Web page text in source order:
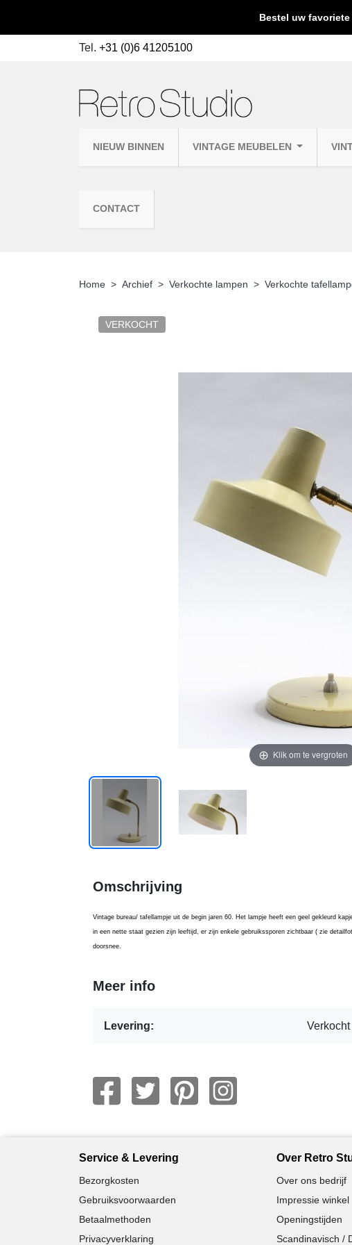
Bestel uw
Tel. +31 (0)6 41205100
NIEUW BINNEN VINTAGE MEUBELEN
CONTACT
Home Archief Verkochte lampen Verkochte
VERKOCHT
Klik om te vergroten
Omschrijving
Vintage bureau/ tafellampje uit de begin jaren 60. Het lampje heeft een geel gekleurd
in een nette staat gezien zijn leeftijd, er zijn enkele gebruikssporen zichtbaar ( zie
doorsnee.
Meer info
Levering: Verkocht
Service & Levering
Bezorgkosten
Gebruiksvoorwaarden
Betaalmethoden
Privacyverklaring
Over Retro
Over ons bedrijf
Impressie winkel
Openingstijden
Scandinavisch /